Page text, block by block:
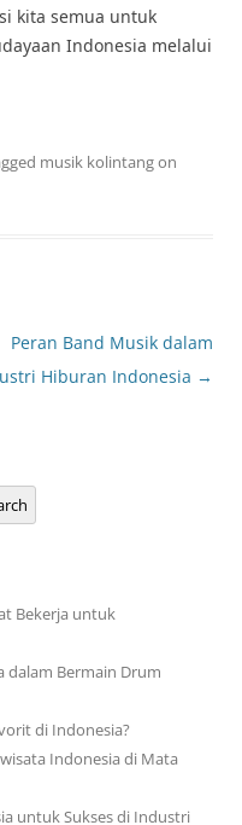
kita semua untuk
Indonesia melalui
musik kolintangon
Peran Band Musik dalam
Hiburan Indonesia →
Bekerja untuk
dalam Bermain Drum
di Indonesia?
Indonesia di Mata
untuk Sukses di Industri